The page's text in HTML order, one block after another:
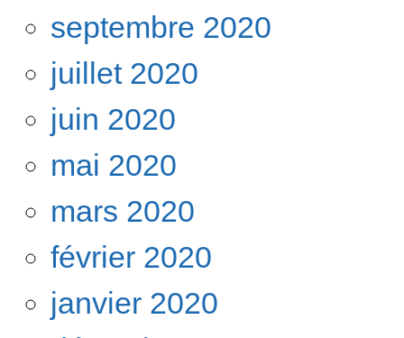
septembre 2020
juillet 2020
juin 2020
mai 2020
mars 2020
février 2020
janvier 2020